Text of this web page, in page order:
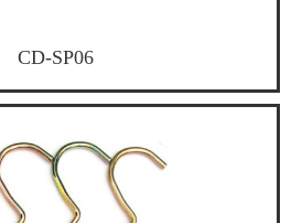
CD-SP06